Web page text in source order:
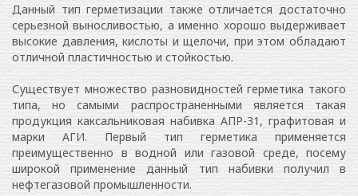
Данный тип герметизации также отличается достаточно
серьезной выносливостью, а именно хорошо выдерживает
высокие давления, кислоты и щелочи, при этом обладают
отличной пластичностью и стойкостью.
Существует множество разновидностей герметика такого
типа, но самыми распространенными является такая
продукция каксальниковая набивка АПР-31, графитовая и
марки АГИ. Первый тип герметика применяется
преимущественно в водной или газовой среде, посему
широкой применение данный тип набивки получил в
нефтегазовой промышленности.